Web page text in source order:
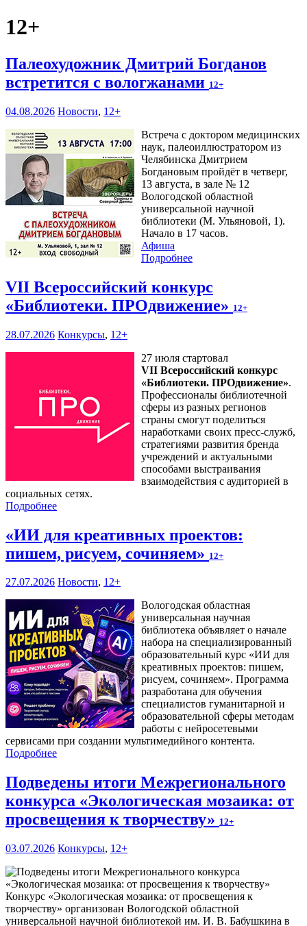
12+
Палеохудожник Дмитрий Богданов
встретится с вологжанами 12+
04.08.2026 Новости, 12+
Встреча с доктором медицинских
наук, палеоиллюстратором из
Челябинска Дмитрием
Богдановым пройдёт в четверг,
13 августа, в зале № 12
Вологодской областной
универсальной научной
библиотеки (М. Ульяновой, 1).
Начало в 17 часов.
Афиша
Подробнее
VII Всероссийский конкурс
«Библиотеки. ПРОдвижение» 12+
28.07.2026 Конкурсы, 12+
27 июля стартовал
VII Всероссийский конкурс
«Библиотеки. ПРОдвижение».
Профессионалы библиотечной
сферы из разных регионов
страны смогут поделиться
наработками своих пресс-служб,
стратегиями развития бренда
учреждений и актуальными
способами выстраивания
взаимодействия с аудиторией в
социальных сетях.
Подробнее
«ИИ для креативных проектов:
пишем, рисуем, сочиняем» 12+
27.07.2026 Новости, 12+
Вологодская областная
универсальная научная
библиотека объявляет о начале
набора на специализированный
образовательный курс «ИИ для
креативных проектов: пишем,
рисуем, сочиняем». Программа
разработана для обучения
специалистов гуманитарной и
образовательной сферы методам
работы с нейросетевыми
сервисами при создании мультимедийного контента.
Подробнее
Подведены итоги Межрегионального
конкурса «Экологическая мозаика: от
просвещения к творчеству» 12+
03.07.2026 Конкурсы, 12+
Конкурс «Экологическая мозаика: от просвещения к
творчеству» организован Вологодской областной
универсальной научной библиотекой им. И. В. Бабушкина в